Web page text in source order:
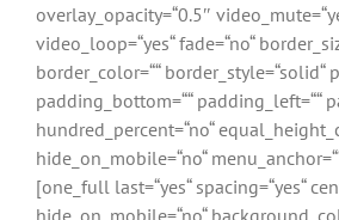
overlay_opacity=“0.5″
video_loop=“yes“ fade=“no“
border_color=““ border_style=“solid“
padding_bottom=““ padding_left=““
hundred_percent=“no“
hide_on_mobile=“no“
[one_full last=“yes“ spacing=“yes“
hide_on_mobile=“no“